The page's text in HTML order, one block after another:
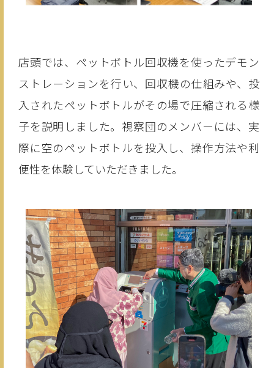
店頭では、ペットボトル回収機を使ったデモン
ストレーションを行い、回収機の仕組みや、投
入されたペットボトルがその場で圧縮される様
子を説明しました。視察団のメンバーには、実
際に空のペットボトルを投入し、操作方法や利
便性を体験していただきました。